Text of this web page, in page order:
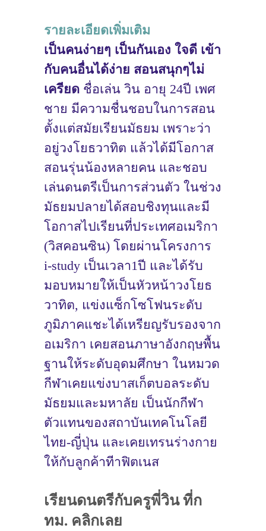
รายละเอียดเพิ่มเติม
เป็นคนง่ายๆ เป็นกันเอง ใจดี เข้า
กับคนอื่นได้ง่าย สอนสนุกๆไม่
เครียด ชื่อเล่น วิน อายุ 24ปี เพศ
ชาย มีความชื่นชอบในการสอน
ตั้งแต่สมัยเรียนมัธยม เพราะว่า
อยู่วงโยธวาทิต แล้วได้มีโอกาส
สอนรุ่นน้องหลายคน และชอบ
เล่นดนตรีเป็นการส่วนตัว ในช่วง
มัธยมปลายได้สอบชิงทุนและมี
โอกาสไปเรียนที่ประเทศอเมริกา
(วิสคอนซิน) โดยผ่านโครงการ
i-study เป็นเวลา1ปี และได้รับ
มอบหมายให้เป็นหัวหน้าวงโยธ
วาทิต, แข่งแซ็กโซโฟนระดับ
ภูมิภาคแชะได้เหรียญรับรองจาก
อเมริกา เคยสอนภาษาอังกฤษพื้น
ฐานให้ระดับอุดมศึกษา ในหมวด
กีฬาเคยแข่งบาสเก็ตบอลระดับ
มัธยมและมหาลัย เป็นนักกีฬา
ตัวแทนของสถาบันเทคโนโลยี
ไทย-ญี่ปุ่น และเคยเทรนร่างกาย
ให้กับลูกค้าทีาฟิตเนส
เรียนดนตรีกับครูพี่วิน ที่ก
ทม. คลิกเลย